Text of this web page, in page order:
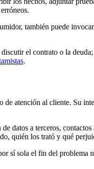
también puede
el contrato o la
.
atención al cliente. Su
datos a terceros,
quién los trató y qué
sí sola el fin del problema